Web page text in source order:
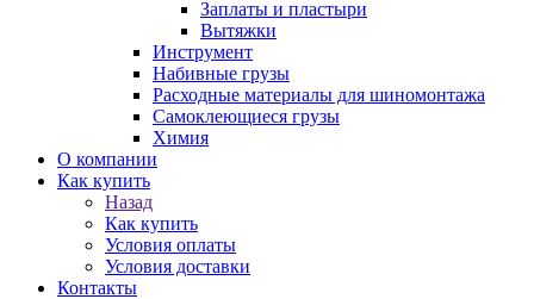
Заплаты и пластыри
Вытяжки
Инструмент
Набивные грузы
Расходные материалы для шиномонтажа
Самоклеющиеся грузы
Химия
О компании
Как купить
Назад
Как купить
Условия оплаты
Условия доставки
Контакты